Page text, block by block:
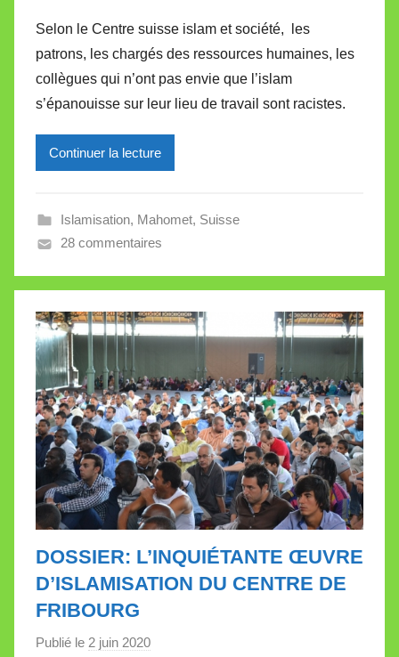
r
M
i
e
l
l
e
t
e
Selon le Centre suisse islam et société, les
patrons, les chargés des ressources humaines, les
collègues qui n’ont pas envie que l’islam
s’épanouisse sur leur lieu de travail sont racistes.
Continuer la lecture
Islamisation, Mahomet, Suisse
28 commentaires
DOSSIER: L’INQUIÉTANTE ŒUVRE
D’ISLAMISATION DU CENTRE DE
FRIBOURG
Publié le 2 juin 2020